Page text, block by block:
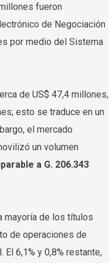
fueron
de Negociación
por medio del Sistema
de US$ 47,4 millones,
esto se traduce en un
el mercado
un volumen
a G. 206.343
mayoría de los títulos
de operaciones de
El 6,1% y 0,8% restante,